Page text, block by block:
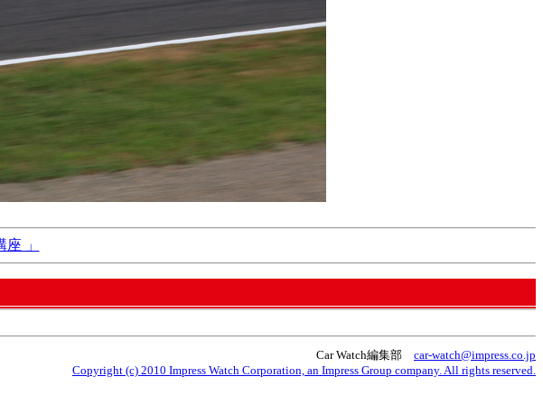
」
Car Watch編集部 car-watch@impress.co.jp
Copyright (c) 2010 Impress Watch Corporation, an Impress Group company. All rights reserved.